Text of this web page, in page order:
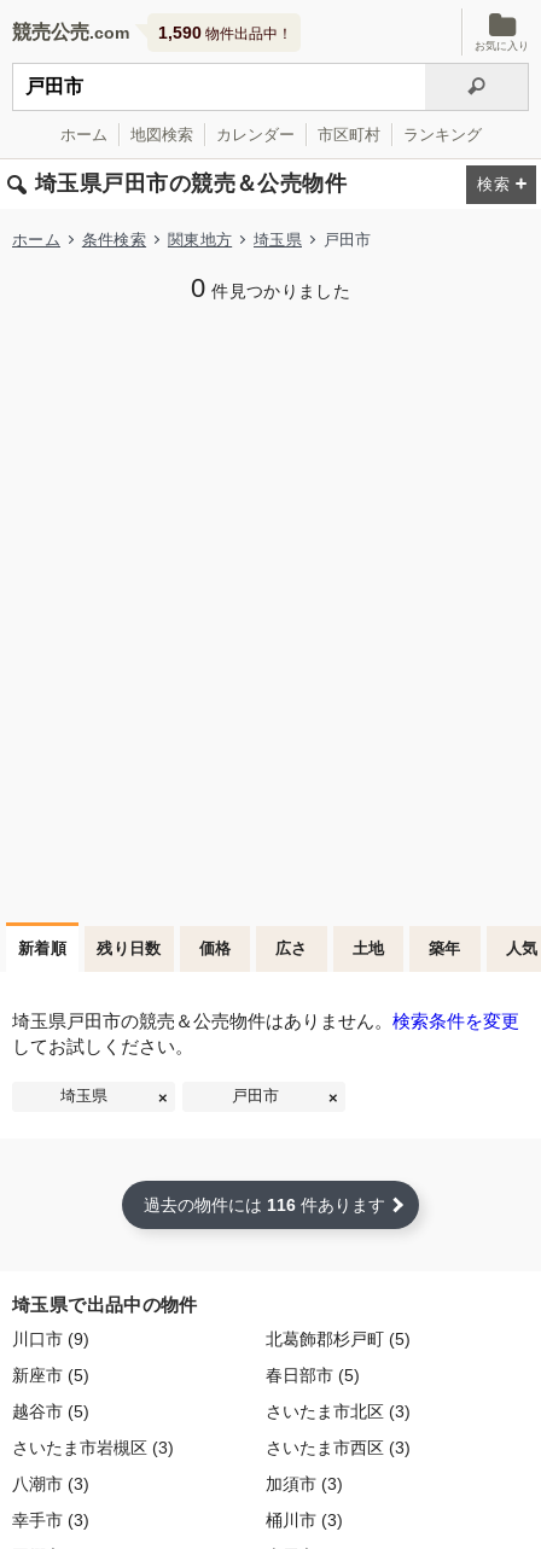
競売公売 1,590 物件出品中！
お気に入り
ホーム 地図検索 カレンダー 市区町村 ランキング
埼玉県戸田市の競売＆公売物件
ホーム 条件検索 関東地方 埼玉県 戸田市
0 件見つかりました
新着順 残り日数 価格 広さ 土地 築年 人気
埼玉県戸田市の競売＆公売物件はありません。 検索条件を変更
してお試しください。
埼玉県 戸田市
過去の物件には 116 件あります
埼玉県で出品中の物件
川口市 (9) 北葛飾郡杉戸町 (5)
新座市 (5) 春日部市 (5)
越谷市 (5) さいたま市北区 (3)
さいたま市岩槻区 (3) さいたま市西区 (3)
八潮市 (3) 加須市 (3)
幸手市 (3) 桶川市 (3)